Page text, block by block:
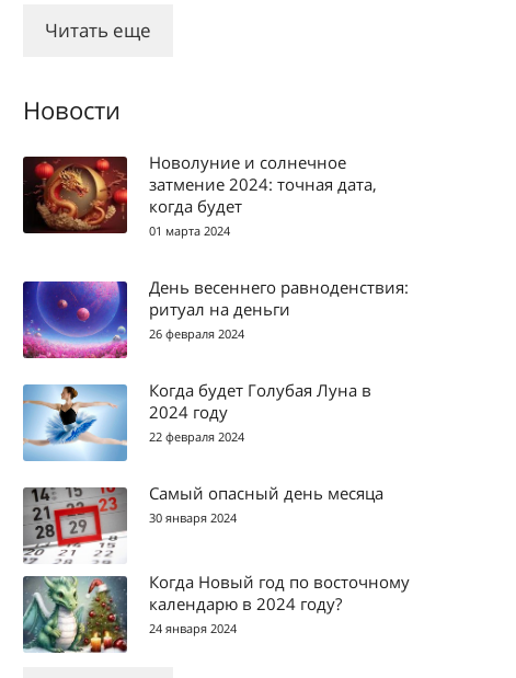
Читать еще
Новости
Новолуние и солнечное
затмение 2024: точная дата,
когда будет
01 марта 2024
День весеннего равноденствия:
ритуал на деньги
26 февраля 2024
Когда будет Голубая Луна в
2024 году
22 февраля 2024
Самый опасный день месяца
30 января 2024
Когда Новый год по восточному
календарю в 2024 году?
24 января 2024